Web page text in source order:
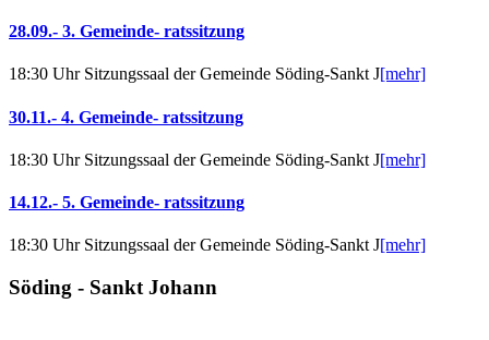
28.09.- 3. Gemeinde- ratssitzung
18:30 Uhr Sitzungssaal der Gemeinde Söding-Sankt J[mehr]
30.11.- 4. Gemeinde- ratssitzung
18:30 Uhr Sitzungssaal der Gemeinde Söding-Sankt J[mehr]
14.12.- 5. Gemeinde- ratssitzung
18:30 Uhr Sitzungssaal der Gemeinde Söding-Sankt J[mehr]
Söding - Sankt Johann